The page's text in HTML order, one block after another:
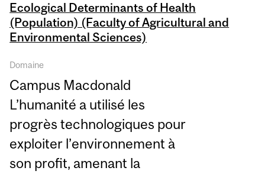
Ecological Determinants of Health
(Population) (Faculty of Agricultural and
Environmental Sciences)
Domaine
Campus Macdonald
L’humanité a utilisé les
progrès technologiques pour
exploiter l’environnement à
son profit, amenant la